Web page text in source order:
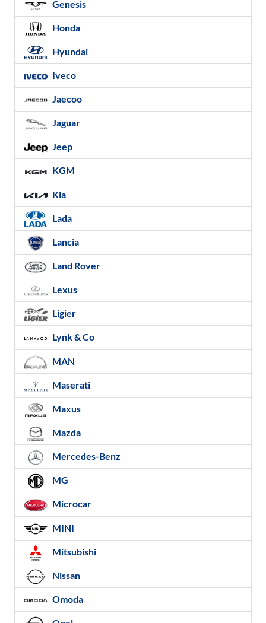
Genesis
Honda
Hyundai
Iveco
Jaecoo
Jaguar
Jeep
KGM
Kia
Lada
Lancia
Land Rover
Lexus
Ligier
Lynk & Co
MAN
Maserati
Maxus
Mazda
Mercedes-Benz
MG
Microcar
MINI
Mitsubishi
Nissan
Omoda